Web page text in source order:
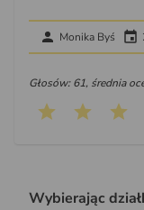
Monika Byś
Głosów: 61, średnia
Wybierając